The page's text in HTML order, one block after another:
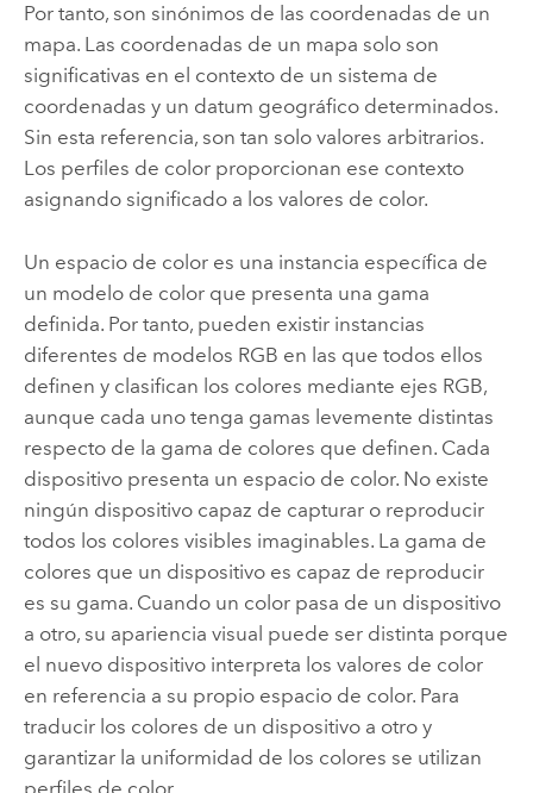
Por tanto, son sinónimos de las coordenadas de un
mapa. Las coordenadas de un mapa solo son
significativas en el contexto de un sistema de
coordenadas y un datum geográfico determinados.
Sin esta referencia, son tan solo valores arbitrarios.
Los perfiles de color proporcionan ese contexto
asignando significado a los valores de color.
Un espacio de color es una instancia específica de
un modelo de color que presenta una gama
definida. Por tanto, pueden existir instancias
diferentes de modelos RGB en las que todos ellos
definen y clasifican los colores mediante ejes RGB,
aunque cada uno tenga gamas levemente distintas
respecto de la gama de colores que definen. Cada
dispositivo presenta un espacio de color. No existe
ningún dispositivo capaz de capturar o reproducir
todos los colores visibles imaginables. La gama de
colores que un dispositivo es capaz de reproducir
es su gama. Cuando un color pasa de un dispositivo
a otro, su apariencia visual puede ser distinta porque
el nuevo dispositivo interpreta los valores de color
en referencia a su propio espacio de color. Para
traducir los colores de un dispositivo a otro y
garantizar la uniformidad de los colores se utilizan
perfiles de color.